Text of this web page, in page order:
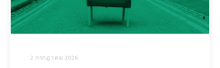
2 กรกฎาคม 2026